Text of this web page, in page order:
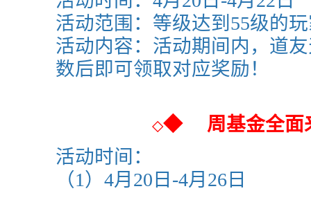
活动范围：等级达到55级的
活动内容：活动期间内，道
数后即可领取对应奖励！
◇◆
周基金全面
活动时间：
（1）4月20日-4月26日